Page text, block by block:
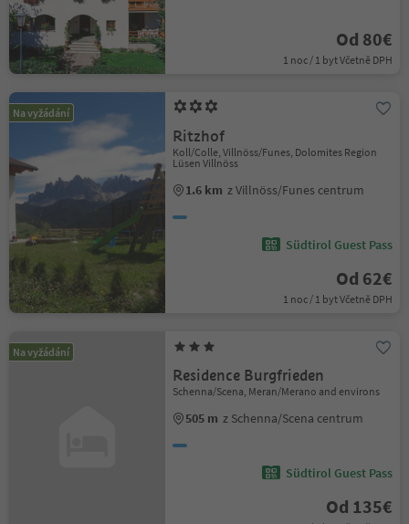
Od 80€
1 noc / 1 byt Včetně DPH
Na vyžádání
Ritzhof
Koll/Colle, Villnöss/Funes, Dolomites Region
Lüsen Villnöss
1.6 km z Villnöss/Funes centrum
Südtirol Guest Pass
Od 62€
1 noc / 1 byt Včetně DPH
Na vyžádání
Residence Burgfrieden
Schenna/Scena, Meran/Merano and environs
505 m z Schenna/Scena centrum
Südtirol Guest Pass
Od 135€